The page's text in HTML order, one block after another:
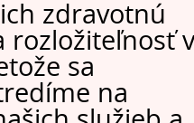
zdravotnú
rozložiteľnosť
sa
na